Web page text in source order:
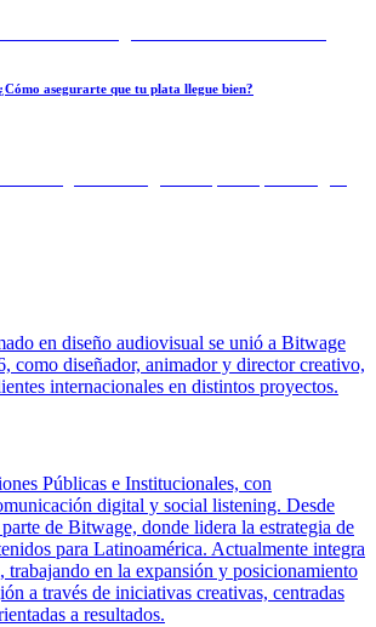
asegurarte que tu plata llegue bien?
en diseño audiovisual se unió a Bitwage
como diseñador, animador y director creativo,
internacionales en distintos proyectos.
Públicas e Institucionales, con
digital y social listening. Desde
de Bitwage, donde lidera la estrategia de
para Latinoamérica. Actualmente integra
en la expansión y posicionamiento
a través de iniciativas creativas, centradas
a resultados.